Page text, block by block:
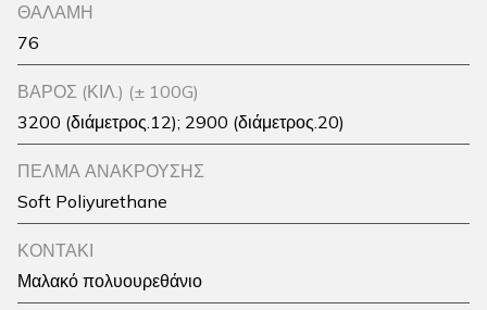
ΘΑΛΑΜΗ
76
ΒΑΡΟΣ (ΚΙΛ.) (± 100G)
3200 (διάμετρος.12); 2900 (διάμετρος.20)
ΠΕΛΜΑ ΑΝΑΚΡΟΥΣΗΣ
Soft Poliyurethane
ΚΟΝΤΑΚΙ
Μαλακό πολυουρεθάνιο